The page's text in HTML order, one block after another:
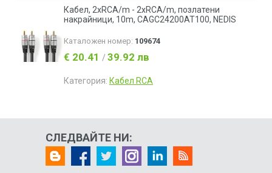
Кабел, 2xRCA/m - 2xRCA/m, позлатени
накрайници, 10m, CAGC24200AT100, NEDIS
Каталожен номер: 109674
€ 20.41 / 39.92 лв
Категория: Кабел RCA
СЛЕДВАЙТЕ НИ: